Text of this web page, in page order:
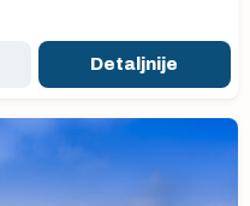
Detaljnije